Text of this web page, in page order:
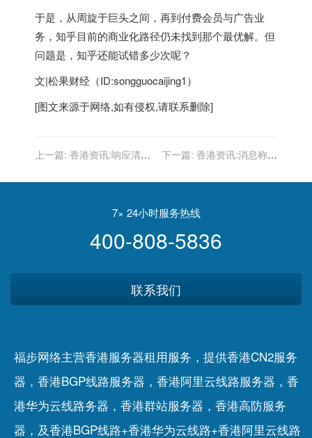
于是，从周旋于巨头之间，再到付费会员与广告业
务，知乎目前的商业化路径仍未找到那个最优解。但
问题是，知乎还能试错多少次呢？
文|松果财经（ID:songguocaijing1）
[图文来源于网络,如有侵权,请联系删除]
上一篇: 香港资讯:响应清朗
个月
下一篇: 香港资讯:消息称字
APP
7× 24小时服务热线
400-808-5836
联系我们
福步网络主营香港服务器租用服务，提供香港CN2服务
器，香港BGP线路服务器，香港阿里云线路服务器，香
港华为云线路务器，香港群站服务器，香港高防服务
器，及香港BGP线路+香港华为云线路+香港阿里云线路